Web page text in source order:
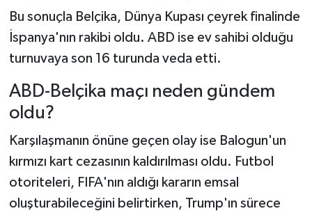
Bu sonuçla Belçika, Dünya Kupası çeyrek finalinde
İspanya'nın rakibi oldu. ABD ise ev sahibi olduğu
turnuvaya son 16 turunda veda etti.
ABD-Belçika maçı neden gündem
oldu?
Karşılaşmanın önüne geçen olay ise Balogun'un
kırmızı kart cezasının kaldırılması oldu. Futbol
otoriteleri, FIFA'nın aldığı kararın emsal
oluşturabileceğini belirtirken, Trump'ın sürece